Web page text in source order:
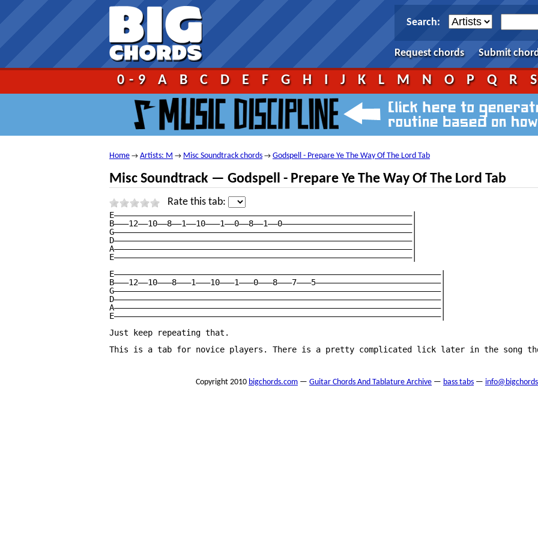
Search:
Request chords Submit
0-9 A B C D E F G H I J K L M N O P Q R S
Home → Artists: M → Misc Soundtrack chords → Godspell - Prepare Ye The Way Of The Lord Tab
Misc Soundtrack — Godspell - Prepare Ye The Way Of The Lord Tab
Rate this tab:
E——————————————————————————————————————————————————————————————|
B———12——10——8——1——10———1——0——8——1——0———————————————————————————|
G——————————————————————————————————————————————————————————————|
D——————————————————————————————————————————————————————————————|
A——————————————————————————————————————————————————————————————|
E——————————————————————————————————————————————————————————————|
E————————————————————————————————————————————————————————————————————|
B———12——10———8———1———10———1———0———8———7———5——————————————————————————|
G————————————————————————————————————————————————————————————————————|
D————————————————————————————————————————————————————————————————————|
A————————————————————————————————————————————————————————————————————|
E————————————————————————————————————————————————————————————————————|
Just keep repeating that.
This is a tab for novice players. There is a pretty complicated lick later in the song
Copyright 2010 bigchords.com — Guitar Chords And Tablature Archive — bass tabs —